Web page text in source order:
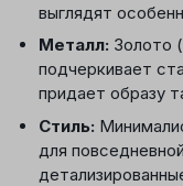
выглядят
Металл: Золото
подчеркивает
придает образу
Стиль:
для